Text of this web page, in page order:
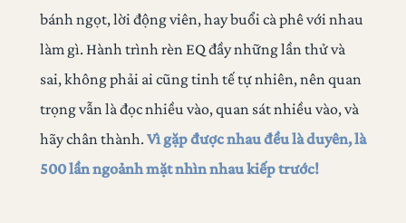
bánh ngọt, lời động viên, hay buổi cà phê với nhau
làm gì. Hành trình rèn EQ đầy những lần thử và
sai, không phải ai cũng tinh tế tự nhiên, nên quan
trọng vẫn là đọc nhiều vào, quan sát nhiều vào, và
hãy chân thành. Vì gặp được nhau đều là duyên, là
500 lần ngoảnh mặt nhìn nhau kiếp trước!